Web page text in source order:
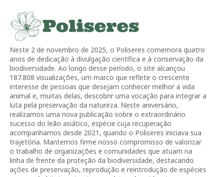
Neste 2 de novembro de 2025, o Poliseres comemora quatro
anos de dedicação à divulgação científica e à conservação da
biodiversidade. Ao longo desse período, o site alcançou
187.808 visualizações, um marco que reflete o crescente
interesse de pessoas que desejam conhecer melhor a vida
animal e, muitas delas, descobrir uma vocação para integrar a
luta pela preservação da natureza. Neste aniversário,
realizamos uma nova publicação sobre o extraordinário
sucesso do leão asiático, espécie cuja recuperação
acompanhamos desde 2021, quando o Poliseres iniciava sua
trajetória. Mantemos firme nosso compromisso de valorizar
o trabalho de organizações e comunidades que atuam na
linha de frente da proteção da biodiversidade, destacando
ações de preservação, reprodução e reintrodução de espécies